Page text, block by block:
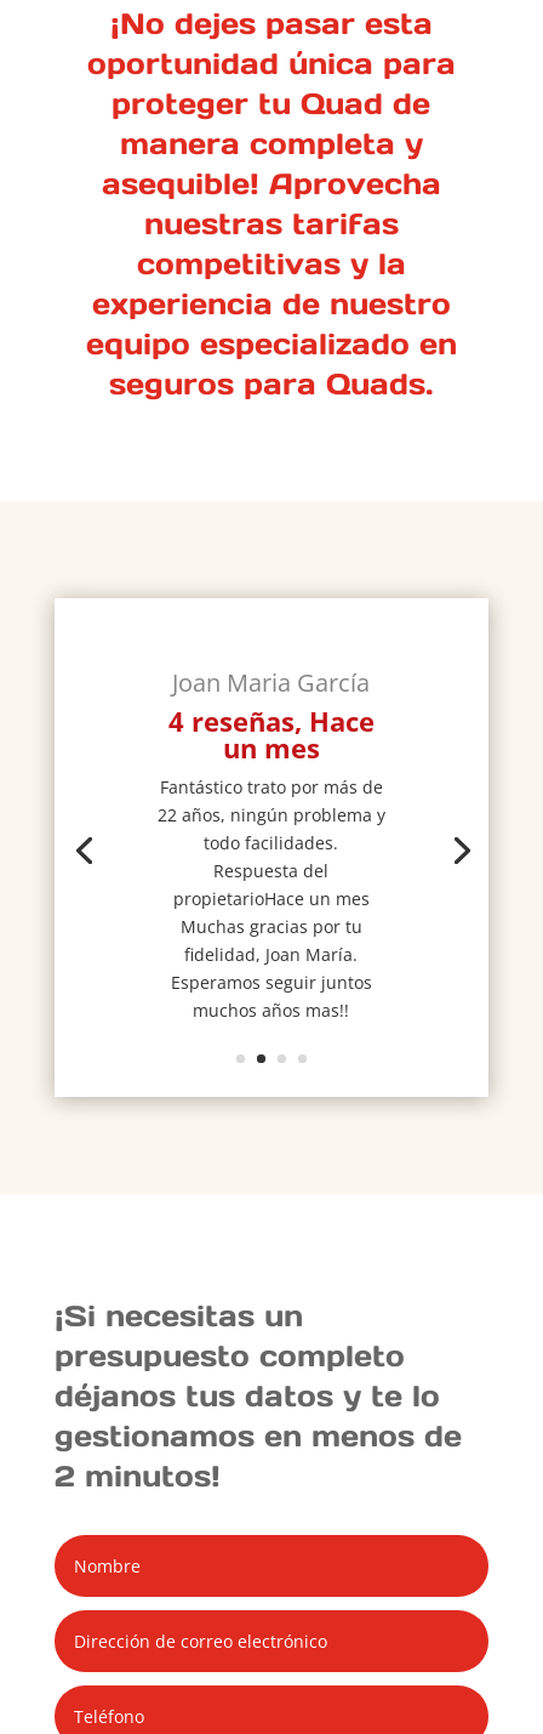
¡No dejes pasar esta
oportunidad única para
proteger tu Quad de
manera completa y
asequible! Aprovecha
nuestras tarifas
competitivas y la
experiencia de nuestro
equipo especializado en
seguros para Quads.
Joan Maria García
4 reseñas, Hace
un mes
Fantástico trato por más de
22 años, ningún problema y
todo facilidades.
Respuesta del
propietarioHace un mes
Muchas gracias por tu
fidelidad, Joan María.
Esperamos seguir juntos
muchos años mas!!
¡Si necesitas un
presupuesto completo
déjanos tus datos y te lo
gestionamos en menos de
2 minutos!